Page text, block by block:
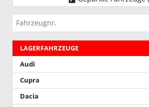
Fahrzeugnr.
LAGERFAHRZEUGE
Audi
Cupra
Dacia